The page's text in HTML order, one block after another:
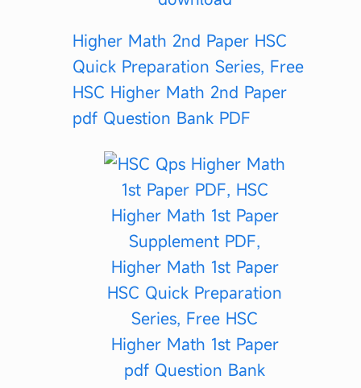
Higher Math 2nd Paper HSC
Quick Preparation Series, Free
HSC Higher Math 2nd Paper
pdf Question Bank PDF